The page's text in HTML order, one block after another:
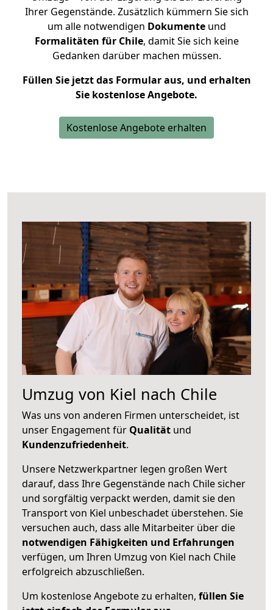
Ihrer Gegenstände. Zusätzlich kümmern Sie sich
um alle notwendigen Dokumenteund
Formalitäten für Chile, damit Sie sich keine
Gedanken darüber machen müssen.
Füllen Sie jetzt das Formular aus, und erhalten
Sie kostenlose Angebote.
Kostenlose Angebote erhalten
Umzug von Kiel nach Chile
Was uns von anderen Firmen unterscheidet, ist
unser Engagement für Qualität und
Kundenzufriedenheit.
Unsere Netzwerkpartner legen großen Wert
darauf, dass Ihre Gegenstände nach Chile sicher
und sorgfältig verpackt werden, damit sie den
Transport von Kiel unbeschadet überstehen. Sie
versuchen auch, dass alle Mitarbeiter über die
notwendigen Fähigkeiten und Erfahrungen
verfügen, um Ihren Umzug von Kiel nach Chile
erfolgreich abzuschließen.
Um kostenlose Angebote zu erhalten, füllen Sie